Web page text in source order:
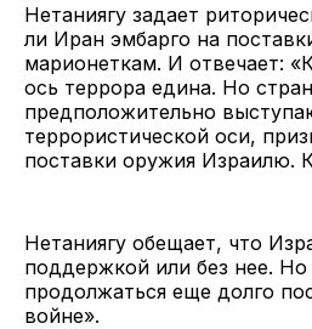
Нетаниягу задает
ли Иран эмбарго на
марионеткам. И отвечает:
ось террора едина. Но
предположительно
террористической оси,
поставки оружия Израилю.
Нетаниягу обещает, что
поддержкой или без нее. Но
продолжаться еще долго
войне».